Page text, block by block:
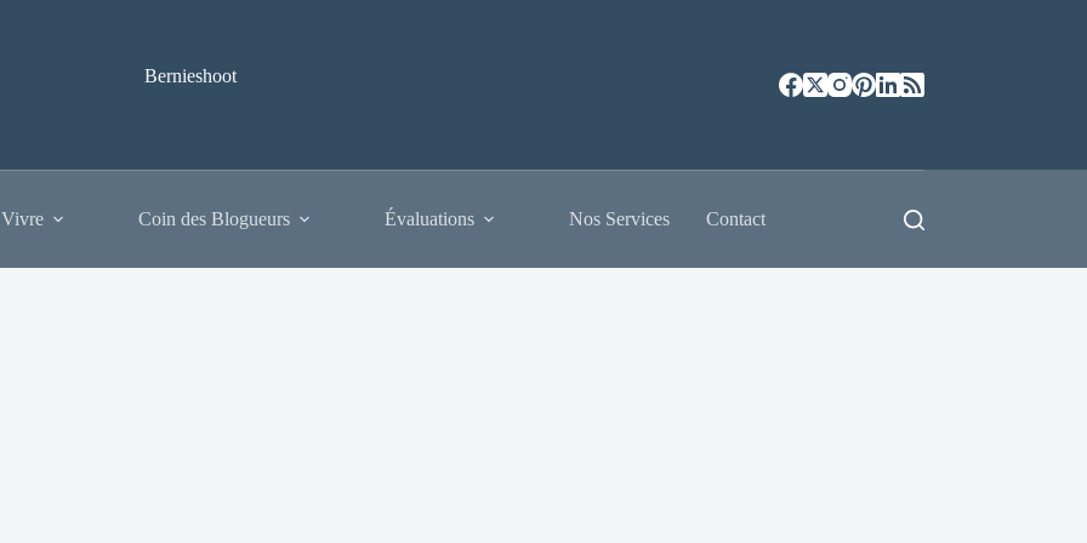
Bernieshoot
Coin des Blogueurs Évaluations Nos Services Contact